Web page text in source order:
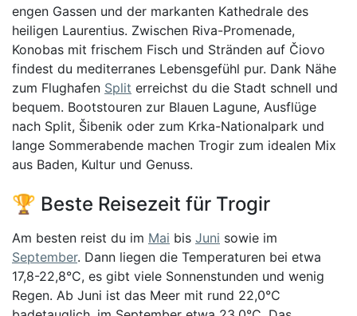
engen Gassen und der markanten Kathedrale des
heiligen Laurentius. Zwischen Riva-Promenade,
Konobas mit frischem Fisch und Stränden auf Čiovo
findest du mediterranes Lebensgefühl pur. Dank Nähe
zum Flughafen Split erreichst du die Stadt schnell und
bequem. Bootstouren zur Blauen Lagune, Ausflüge
nach Split, Šibenik oder zum Krka-Nationalpark und
lange Sommerabende machen Trogir zum idealen Mix
aus Baden, Kultur und Genuss.
🏆 Beste Reisezeit für Trogir
Am besten reist du im Mai bis Juni sowie im
September. Dann liegen die Temperaturen bei etwa
17,8-22,8°C, es gibt viele Sonnenstunden und wenig
Regen. Ab Juni ist das Meer mit rund 22,0°C